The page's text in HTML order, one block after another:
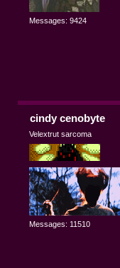
Messages: 9424
cindy cenobyte
Velextrut sarcoma
Messages: 11510